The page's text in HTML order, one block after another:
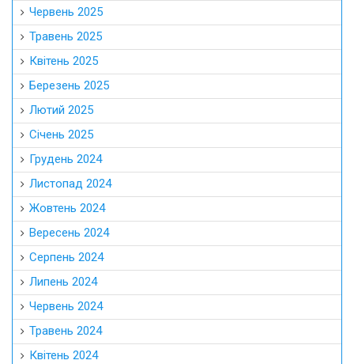
Червень 2025
Травень 2025
Квітень 2025
Березень 2025
Лютий 2025
Січень 2025
Грудень 2024
Листопад 2024
Жовтень 2024
Вересень 2024
Серпень 2024
Липень 2024
Червень 2024
Травень 2024
Квітень 2024